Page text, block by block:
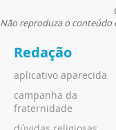
Não reproduza o conteúdo
Redação
aplicativo aparecida
campanha da
fraternidade